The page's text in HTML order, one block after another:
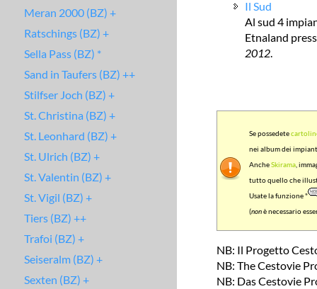
Meran 2000 (BZ) +
Ratschings (BZ) +
Sella Pass (BZ) *
Sand in Taufers (BZ) ++
Stilfser Joch (BZ) +
St. Christina (BZ) +
St. Leonhard (BZ) +
St. Ulrich (BZ) +
St. Valentin (BZ) +
St. Vigil (BZ) +
Tiers (BZ) ++
Trafoi (BZ) +
Seiseralm (BZ) +
Sexten (BZ) +
Il Sud
Al sud 4
Etnaland
2012.
Se possedete
nei album dei
AncheSkirama ,
tutto quello che
Usate la funzione "
(nonè necessario
NB: Il Progetto
NB: The Cestovie
NB: Das Cestovie